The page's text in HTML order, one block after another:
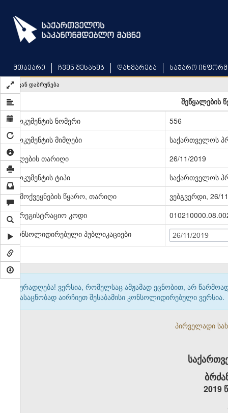
main
content
მთავარი ჩვენ შესახებ დახმარება საჯარო
უკან დაბრუნება
შეწყალების
დოკუმენტის ნომერი
556
დოკუმენტის მიმღები
საქართველოს
მიღების თარიღი
26/11/2019
დოკუმენტის ტიპი
საქართველოს
გამოქვეყნების წყარო, თარიღი
ვებგვერდი, 26/
სარეგისტრაციო კოდი
კონსოლიდირებული პუბლიკაციები
26/11/2019
ყურადღება! ვერსია, რომელსაც ამჟამად ეცნობით, არ
გასაცნობად აირჩიეთ შესაბამისი კონსოლიდირებული ვერსია.
პირველადი
2019